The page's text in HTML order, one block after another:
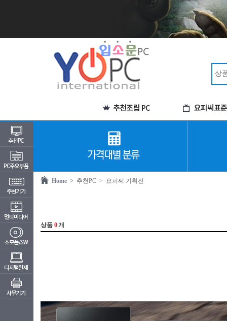
Home > 추천PC > 요피씨 기획전